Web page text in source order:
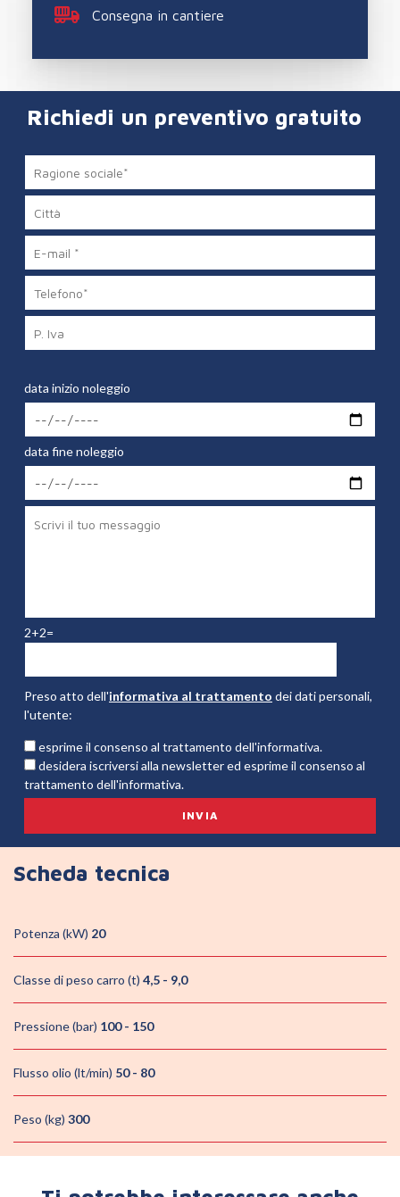
Consegna in cantiere
Scheda tecnica
Potenza (kW) 20
Classe di peso carro (t) 4,5 - 9,0
Pressione (bar) 100 - 150
Flusso olio (lt/min) 50 - 80
Peso (kg) 300
Richiedi un preventivo gratuito
data inizio noleggio
data fine noleggio
2+2=
Preso atto dell'informativa al trattamento dei dati personali,
l'utente:
esprime il consenso al trattamento dell'informativa.
desidera iscriversi alla newsletter ed esprime il consenso al
trattamento dell'informativa.